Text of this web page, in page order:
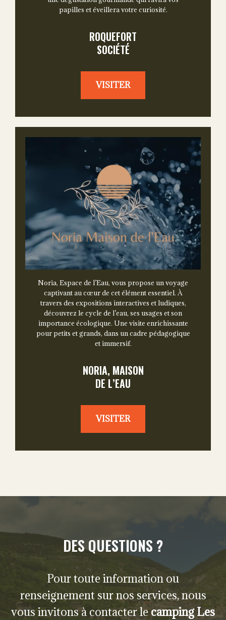
papilles et éveillera votre curiosité.
ROQUEFORT
SOCIÉTÉ
VISITER
Noria, Espace de l’Eau, vous propose un voyage
captivant au cœur de cet élément essentiel. À
travers des expositions interactives et ludiques,
découvrez le cycle de l’eau, ses usages et son
importance écologique. Une visite enrichissante
pour petits et grands, dans un cadre pédagogique
et immersif.
NORIA, MAISON
DE L’EAU
VISITER
DES QUESTIONS ?
Pour toute information ou
renseignement sur nos services, nous
vous invitons à contacter lecamping Les